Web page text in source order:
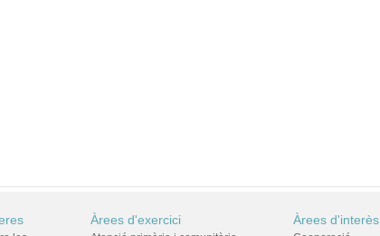
Àrees d'exercici Àrees d'interès